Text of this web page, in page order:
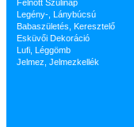
Felnőtt Szülinap
Legény-, Lánybúcsú
Babaszületés, Keresztelő
Esküvői Dekoráció
Lufi, Léggömb
Jelmez, Jelmezkellék